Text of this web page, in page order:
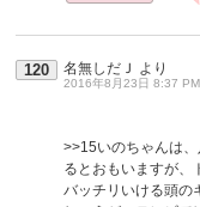
120 名無しだＪ より
2016年8月23日 8:37 PM
>>15いのちゃんは
るとおもいますが、
バッチリいける頭の